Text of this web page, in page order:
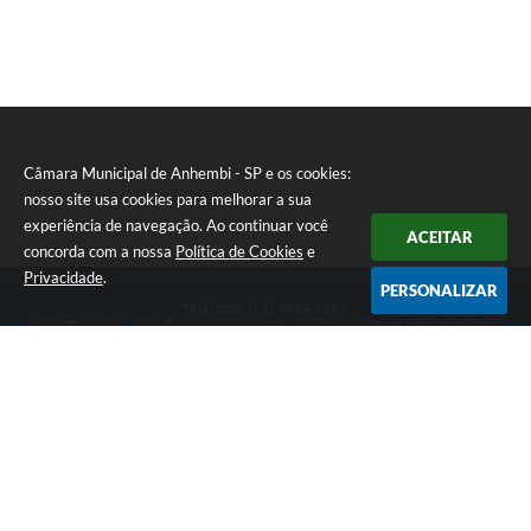
Câmara Municipal de Anhembi - SP e os cookies:
nosso site usa cookies para melhorar a sua
experiência de navegação. Ao continuar você
concorda com a nossa Política de Cookies e
Privacidade.
ACEITAR
PERSONALIZAR
Endereço: Rua: Salvador Luiz dos Santos, nº 776, Centro | CEP: 18630-047